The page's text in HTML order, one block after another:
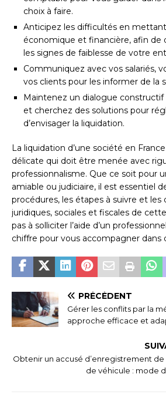
choix à faire.
Anticipez les difficultés en
économique et financière, afin de
les signes de faiblesse de votre
Communiquez avec vos salariés,
vos clients pour les informer de la
Maintenez un dialogue constructif
et cherchez des solutions pour
d’envisager la liquidation.
La liquidation d’une société en
délicate qui doit être menée avec
professionnalisme. Que ce soit pour
amiable ou judiciaire, il est essentiel
procédures, les étapes à suivre et les
juridiques, sociales et fiscales de
pas à solliciter l’aide d’un
chiffre pour vous accompagner dans
PRÉCÉDENT
Gérer les conflits par la
approche efficace et
Obtenir un accusé d’enregistrement de
de véhicule : mode